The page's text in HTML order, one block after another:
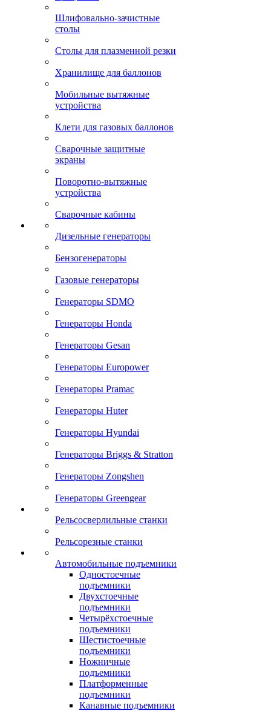
Шлифовально-зачистные
столы
Столы для плазменной резки
Хранилище для баллонов
Мобильные вытяжные
устройства
Клети для газовых баллонов
Сварочные защитные
экраны
Поворотно-вытяжные
устройства
Сварочные кабины
Дизельные генераторы
Бензогенераторы
Газовые генераторы
Генераторы SDMO
Генераторы Honda
Генераторы Gesan
Генераторы Europower
Генераторы Pramac
Генераторы Huter
Генераторы Hyundai
Генераторы Briggs & Stratton
Генераторы Zongshen
Генераторы Greengear
Рельсосверлильные станки
Рельсорезные станки
Автомобильные подъемники
Одностоечные
подъемники
Двухстоечные
подъемники
Четырёхстоечные
подъемники
Шестистоечные
подъемники
Ножничные
подъемники
Платформенные
подъемники
Канавные подъемники